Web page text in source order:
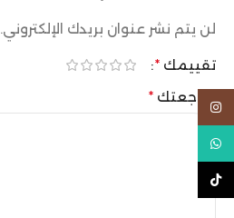
لن يتم نشر عنوان بريدك الإلكتروني.
تقييمك *
مراجعتك *
Instagram